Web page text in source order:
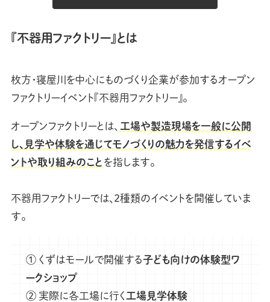
『不器用ファクトリー』とは
枚方・寝屋川を中心にものづくり企業が参加するオープン
ファクトリーイベント『不器用ファクトリー』。
オープンファクトリーとは、 工場や製造現場を一般に公開
し、見学や体験を通じてモノづくりの魅力を発信するイベ
ントや取り組みのこと を指します。
不器用ファクトリーでは、2種類のイベントを開催していま
す。
① くずはモールで開催する子ども向けの体験型ワ
ークショップ
② 実際に各工場に行く工場見学体験